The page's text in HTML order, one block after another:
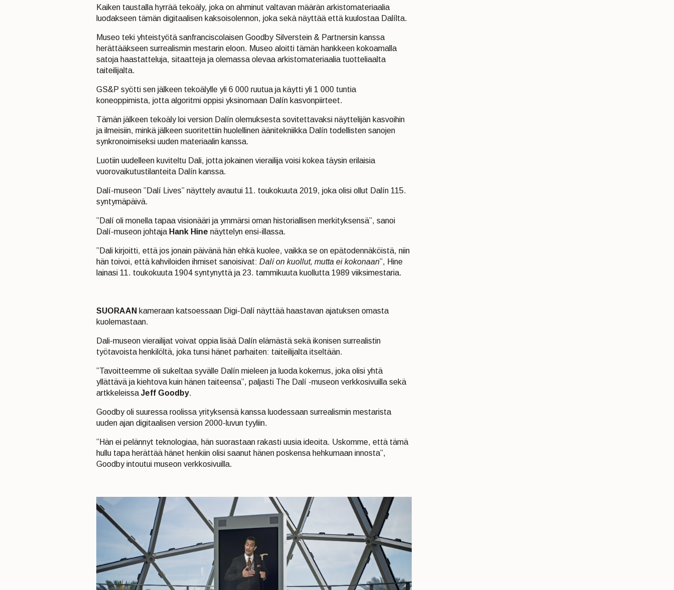
Kaiken taustalla hyrrää tekoäly, joka on ahminut valtavan määrän arkistomateriaalia
luodakseen tämän digitaalisen kaksoisolennon, joka sekä näyttää että kuulostaa Dalílta.
Museo teki yhteistyötä sanfranciscolaisen Goodby Silverstein & Partnersin kanssa
herättääkseen surrealismin mestarin eloon. Museo aloitti tämän hankkeen kokoamalla
satoja haastatteluja, sitaatteja ja olemassa olevaa arkistomateriaalia tuotteliaalta
taiteilijalta.
GS&P syötti sen jälkeen tekoälylle yli 6 000 ruutua ja käytti yli 1 000 tuntia
koneoppimista, jotta algoritmi oppisi yksinomaan Dalín kasvonpiirteet.
Tämän jälkeen tekoäly loi version Dalín olemuksesta sovitettavaksi näyttelijän kasvoihin
ja ilmeisiin, minkä jälkeen suoritettiin huolellinen äänitekniikka Dalín todellisten sanojen
synkronoimiseksi uuden materiaalin kanssa.
Luotiin uudelleen kuviteltu Dali, jotta jokainen vierailija voisi kokea täysin erilaisia
vuorovaikutustilanteita Dalín kanssa.
Dalí-museon ”Dalí Lives” näyttely avautui 11. toukokuuta 2019, joka olisi ollut Dalín 115.
syntymäpäivä.
”Dalí oli monella tapaa visionääri ja ymmärsi oman historiallisen merkityksensä”, sanoi
Dalí-museon johtaja Hank Hine näyttelyn ensi-illassa.
”Dali kirjoitti, että jos jonain päivänä hän ehkä kuolee, vaikka se on epätodennäköistä, niin
hän toivoi, että kahviloiden ihmiset sanoisivat: Dalí on kuollut, mutta ei kokonaan”, Hine
lainasi 11. toukokuuta 1904 syntynyttä ja 23. tammikuuta kuollutta 1989 viiksimestaria.
SUORAAN kameraan katsoessaan Digi-Dalí näyttää haastavan ajatuksen omasta
kuolemastaan.
Dali-museon vierailijat voivat oppia lisää Dalín elämästä sekä ikonisen surrealistin
työtavoista henkilöltä, joka tunsi hänet parhaiten: taiteilijalta itseltään.
”Tavoitteemme oli sukeltaa syvälle Dalín mieleen ja luoda kokemus, joka olisi yhtä
yllättävä ja kiehtova kuin hänen taiteensa”, paljasti The Dalí -museon verkkosivuilla sekä
artkkeleissa Jeff Goodby.
Goodby oli suuressa roolissa yrityksensä kanssa luodessaan surrealismin mestarista
uuden ajan digitaalisen version 2000-luvun tyyliin.
”Hän ei pelännyt teknologiaa, hän suorastaan rakasti uusia ideoita. Uskomme, että tämä
hullu tapa herättää hänet henkiin olisi saanut hänen poskensa hehkumaan innosta”,
Goodby intoutui museon verkkosivuilla.